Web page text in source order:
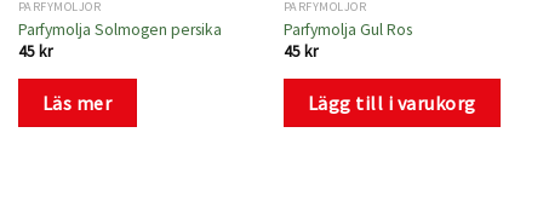
PARFYMOLJOR
Parfymolja Solmogen persika
45 kr
Läs mer
PARFYMOLJOR
Parfymolja Gul Ros
45 kr
Lägg till i varukorg